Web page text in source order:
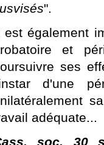
".
est également
et
ses
d'une
adéquate...
soc. 30